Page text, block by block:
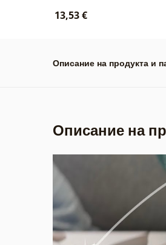
13,53 €
Описание на продукта и
Описание на